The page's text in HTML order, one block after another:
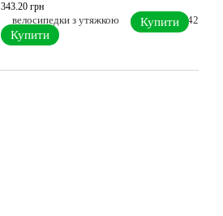
343.20 грн
Купити
Купити